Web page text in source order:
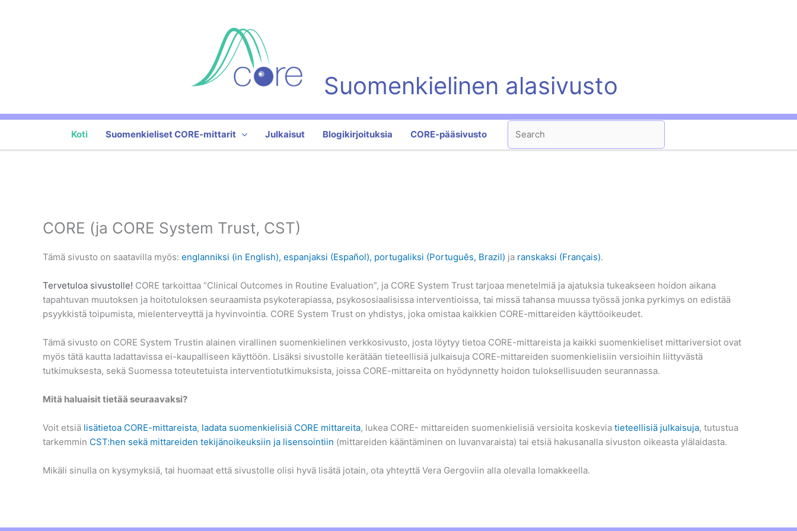
Suomenkielinen alasivusto
Koti Suomenkieliset CORE-mittarit Julkaisut Blogikirjoituksia CORE-pääsivusto
Search
CORE (ja CORE System Trust, CST)
Tämä sivusto on saatavilla myös: englanniksi (in English), espanjaksi (Español), portugaliksi (Português, Brazil) ja ranskaksi (Français).
Tervetuloa sivustolle! CORE tarkoittaa “Clinical Outcomes in Routine Evaluation”, ja CORE System Trust tarjoaa menetelmiä ja ajatuksia tukeakseen hoidon aikana
tapahtuvan muutoksen ja hoitotuloksen seuraamista psykoterapiassa, psykososiaalisissa interventioissa, tai missä tahansa muussa työssä jonka pyrkimys on edistää
psyykkistä toipumista, mielenterveyttä ja hyvinvointia. CORE System Trust on yhdistys, joka omistaa kaikkien CORE-mittareiden käyttöoikeudet.
Tämä sivusto on CORE System Trustin alainen virallinen suomenkielinen verkkosivusto, josta löytyy tietoa CORE-mittareista ja kaikki suomenkieliset mittariversiot ovat
myös tätä kautta ladattavissa ei-kaupalliseen käyttöön. Lisäksi sivustolle kerätään tieteellisiä julkaisuja CORE-mittareiden suomenkielisiin versioihin liittyvästä
tutkimuksesta, sekä Suomessa toteutetuista interventiotutkimuksista, joissa CORE-mittareita on hyödynnetty hoidon tuloksellisuuden seurannassa.
Mitä haluaisit tietää seuraavaksi?
Voit etsiä lisätietoa CORE-mittareista, ladata suomenkielisiä CORE mittareita, lukea CORE- mittareiden suomenkielisiä versioita koskevia tieteellisiä julkaisuja, tutustua
tarkemmin CST:hen sekä mittareiden tekijänoikeuksiin ja lisensointiin (mittareiden kääntäminen on luvanvaraista) tai etsiä hakusanalla sivuston oikeasta ylälaidasta.
Mikäli sinulla on kysymyksiä, tai huomaat että sivustolle olisi hyvä lisätä jotain, ota yhteyttä Vera Gergoviin alla olevalla lomakkeella.